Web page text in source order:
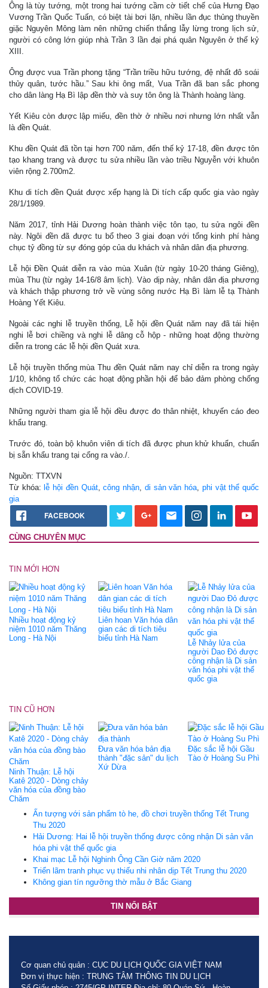
Ông là tùy tướng, một trong hai tướng cầm cờ tiết chế của Hưng Đạo
Vương Trần Quốc Tuấn, có biệt tài bơi lặn, nhiều lần đục thủng thuyền
giặc Nguyên Mông làm nên những chiến thắng lẫy lừng trong lịch sử,
người có công lớn giúp nhà Trần 3 lần đại phá quân Nguyên ở thế kỷ
XIII.
Ông được vua Trần phong tặng “Trần triều hữu tướng, đệ nhất đô soái
thủy quân, tước hầu.” Sau khi ông mất, Vua Trần đã ban sắc phong
cho dân làng Hạ Bì lập đền thờ và suy tôn ông là Thành hoàng làng.
Yết Kiêu còn được lập miếu, đền thờ ở nhiều nơi nhưng lớn nhất vẫn
là đền Quát.
Khu đền Quát đã tồn tại hơn 700 năm, đến thế kỷ 17-18, đền được tôn
tạo khang trang và được tu sửa nhiều lần vào triều Nguyễn với khuôn
viên rộng 2.700m2.
Khu di tích đền Quát được xếp hạng là Di tích cấp quốc gia vào ngày
28/1/1989.
Năm 2017, tỉnh Hải Dương hoàn thành việc tôn tạo, tu sửa ngôi đền
này. Ngôi đền đã được tu bổ theo 3 giai đoạn với tổng kinh phí hàng
chục tỷ đồng từ sự đóng góp của du khách và nhân dân địa phương.
Lễ hội Đền Quát diễn ra vào mùa Xuân (từ ngày 10-20 tháng Giêng),
mùa Thu (từ ngày 14-16/8 âm lịch). Vào dịp này, nhân dân địa phương
và khách thập phương trở về vùng sông nước Hạ Bì làm lễ tạ Thành
Hoàng Yết Kiêu.
Ngoài các nghi lễ truyền thống, Lễ hội đền Quát năm nay đã tái hiện
nghi lễ bơi chiềng và nghi lễ dâng cỗ hộp - những hoạt động thường
diễn ra trong các lễ hội đền Quát xưa.
Lễ hội truyền thống mùa Thu đền Quát năm nay chỉ diễn ra trong ngày
1/10, không tổ chức các hoạt động phần hội để bảo đảm phòng chống
dịch COVID-19.
Những người tham gia lễ hội đều được đo thân nhiệt, khuyến cáo đeo
khẩu trang.
Trước đó, toàn bộ khuôn viên di tích đã được phun khử khuẩn, chuẩn
bị sẵn khẩu trang tại cổng ra vào./.
Nguồn: TTXVN
Từ khóa: lễ hội đền Quát,công nhận di sản văn hóa phi vật thể quốc
gia
FACEBOOK
CÙNG CHUYÊN MỤC
TIN MỚI HƠN
Nhiều hoạt động kỷ
niệm 1010 năm Thăng
Long - Hà Nội
Liên hoan Văn hóa dân
gian các di tích tiêu
biểu tỉnh Hà Nam
Lễ Nhảy lửa của
người Dao Đỏ được
công nhận là Di sản
văn hóa phi vật thể
quốc gia
TIN CŨ HƠN
Ninh Thuận: Lễ hội
Katê 2020 - Dòng chảy
văn hóa của đồng bào
Chăm
Đưa văn hóa bản địa
thành "đặc sản" du lịch
Xứ Dừa
Đặc sắc lễ hội Gầu
Tào ở Hoàng Su Phì
Ấn tượng với sản phẩm tò he, đồ chơi truyền thống Tết Trung
Thu 2020
Hải Dương: Hai lễ hội truyền thống được công nhận Di sản văn
hóa phi vật thể quốc gia
Khai mạc Lễ hội Nghinh Ông Cần Giờ năm 2020
Triển lãm tranh phục vụ thiếu nhi nhân dịp Tết Trung thu 2020
Không gian tín ngưỡng thờ mẫu ở Bắc Giang
TIN NỔI BẬT
Cơ quan chủ quản : CỤC DU LỊCH QUỐC GIA VIỆT NAM
Đơn vị thực hiện : TRUNG TÂM THÔNG TIN DU LỊCH